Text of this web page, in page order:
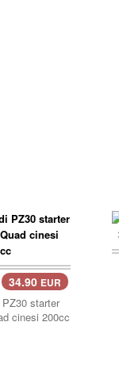
34.90 EUR
starter
cinesi 200cc